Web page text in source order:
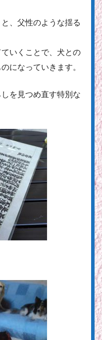
、父性のような揺る
いくことで、犬との
になっていきます。
を見つめ直す特別な